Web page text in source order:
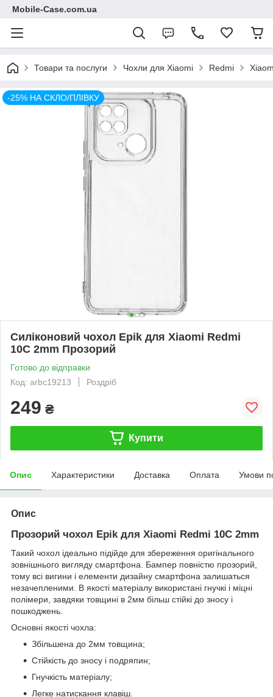
Mobile-Case.com.ua
Товари та послуги Чохли для Xiaomi Redmi
-25% НА СКЛО/ПЛІВКУ
Силіконовий чохол Epik для Xiaomi Redmi
10C 2mm Прозорий
Готово до відправки
Код: arbc19213
Роздріб
249 ₴
Купити
Опис Характеристики Доставка Оплата Умови
Опис
Прозорий чохол Epik для Xiaomi Redmi 10C 2mm
Такий чохол ідеально підійде для збереження оригінального
зовнішнього вигляду смартфона. Бампер повністю прозорий,
тому всі вигини і елементи дизайну смартфона залишаться
незачепленими. В якості матеріалу використані гнучкі і міцні
полімери, завдяки товщині в 2мм більш стійкі до зносу і
пошкоджень.
Основні якості чохла:
Збільшена до 2мм товщина;
Стійкість до зносу і подряпин;
Гнучкість матеріалу;
Легке натискання клавіш.